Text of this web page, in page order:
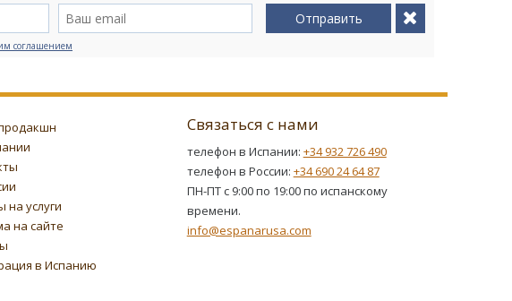
Отправить
соглашением
на услуги
на сайте
в Испанию
Связаться с нами
телефон в Испании: +34 932 726 490
телефон в России: +34 690 24 64 87
ПН-ПТ с 9:00 по 19:00 по испанскому
времени.
info@espanarusa.com